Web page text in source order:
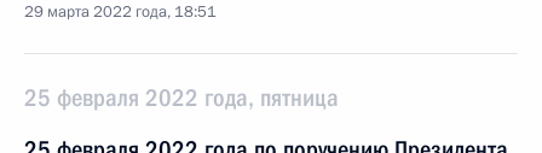
29 марта 2022 года, 18:51
25 февраля 2022 года, пятница